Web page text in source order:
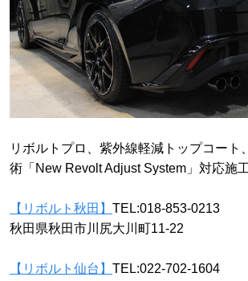
リボルトプロ、紫外線軽減トップコート
術「New Revolt Adjust System」対応施
【リボルト秋田】 TEL:018-853-0213
秋田県秋田市川尻大川町11-22
【リボルト仙台】 TEL:022-702-1604